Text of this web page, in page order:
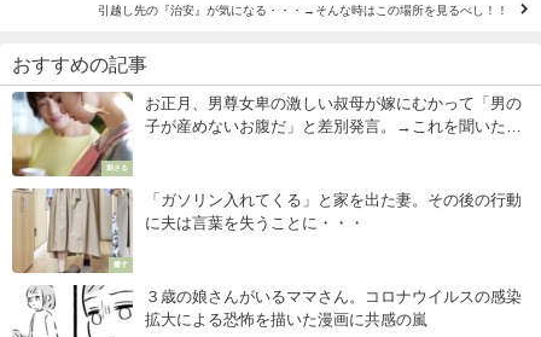
引越し先の『治安』が気になる・・・→そんな時はこの場所を見るべし！！
おすすめの記事
刺さる
お正月、男尊女卑の激しい叔母が嫁にむかって「男の
子が産めないお腹だ」と差別発言。→これを聞いた小
癒す
「ガソリン入れてくる」と家を出た妻。その後の行動
に夫は言葉を失うことに・・・
３歳の娘さんがいるママさん。コロナウイルスの感染
拡大による恐怖を描いた漫画に共感の嵐